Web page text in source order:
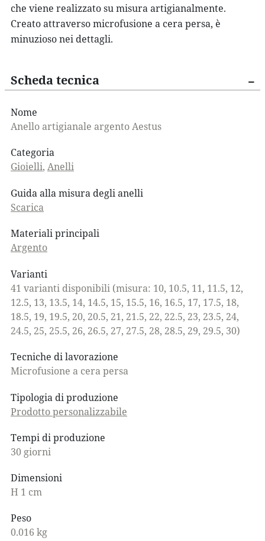
che viene realizzatosu misura artigianalmente.
Creato attraverso microfusione a cera persa, è
minuzioso nei dettagli.
Scheda tecnica
Nome
Anello artigianale argento Aestus
Categoria
Gioielli, Anelli
Guida alla misura degli anelli
Scarica
Materiali principali
Argento
Varianti
41 varianti disponibili (misura: 10, 10.5, 11, 11.5, 12,
12.5, 13, 13.5, 14, 14.5, 15, 15.5, 16, 16.5, 17, 17.5, 18,
18.5, 19, 19.5, 20, 20.5, 21, 21.5, 22, 22.5, 23, 23.5, 24,
24.5, 25, 25.5, 26, 26.5, 27, 27.5, 28, 28.5, 29, 29.5, 30)
Tecniche di lavorazione
Microfusione a cera persa
Tipologia di produzione
Prodotto personalizzabile
Tempi di produzione
30 giorni
Dimensioni
H 1 cm
Peso
0.016 kg